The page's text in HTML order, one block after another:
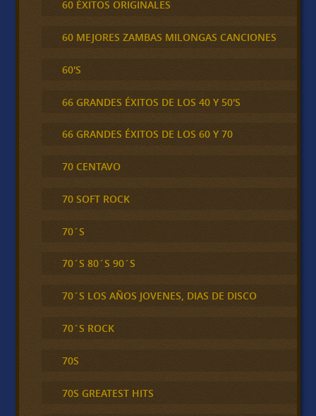
60 ÉXITOS ORIGINALES
60 MEJORES ZAMBAS MILONGAS CANCIONES
60'S
66 GRANDES ÉXITOS DE LOS 40 Y 50'S
66 GRANDES ÉXITOS DE LOS 60 Y 70
70 CENTAVO
70 SOFT ROCK
70´S
70´S 80´S 90´S
70´S LOS AÑOS JOVENES, DIAS DE DISCO
70´S ROCK
70S
70S GREATEST HITS